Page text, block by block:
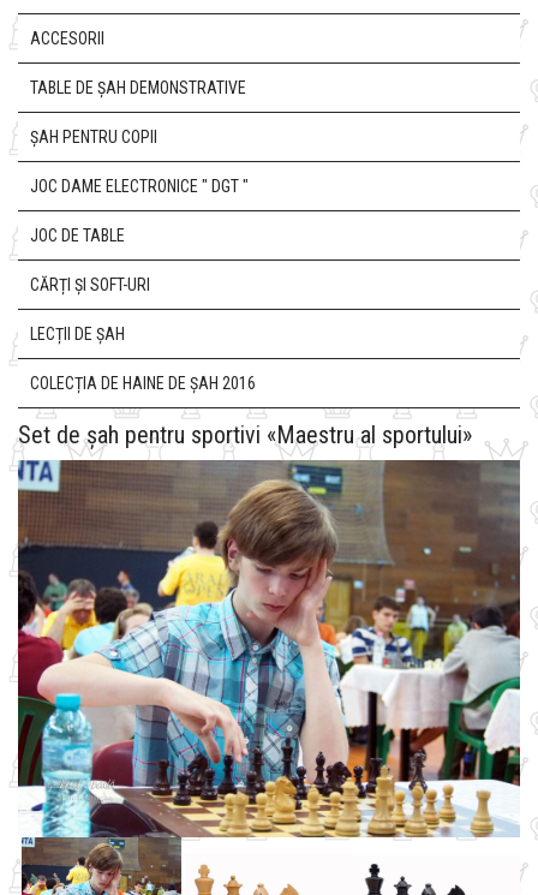
ACCESORII
TABLE DE ȘAH DEMONSTRATIVE
ȘAH PENTRU COPII
JOC DAME ELECTRONICE " DGT "
JOC DE TABLE
CĂRȚI ȘI SOFT-URI
LECȚII DE ȘAH
COLECȚIA DE HAINE DE ȘAH 2016
Set de șah pentru sportivi «Maestru al sportului»